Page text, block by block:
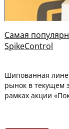
Самая
SpikeControl
Шипованная
рынок в текущем
рамках акции